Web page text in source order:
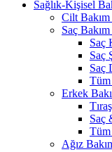
Sağlık-Kişisel
Cilt
Saç
Saç
Saç
Saç
Tüm
Erkek
Saç
Ağız